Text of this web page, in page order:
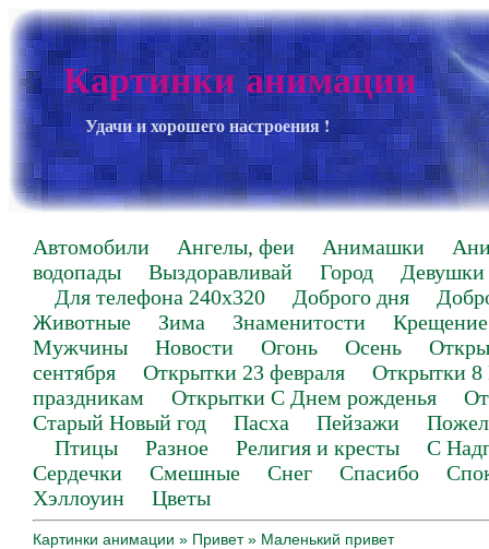
Картинки анимации
Удачи и хорошего настроения !
Автомобили Ангелы, феи Анимашки
водопады
Выздоравливай Город
Девушки
Для телефона 240х320
Доброго дня
Животные
Зима Знаменитости
Крещение
Мужчины
Новости Огонь Осень
сентября
Открытки 23 февраля
Открытки 8
праздникам
Открытки С Днем рожденья
Старый Новый год
Пасха Пейзажи
Птицы
Разное Религия и кресты
С
Сердечки
Смешные Снег Спасибо
Хэллоуин
Цветы
Картинки анимации » Привет» Маленький привет